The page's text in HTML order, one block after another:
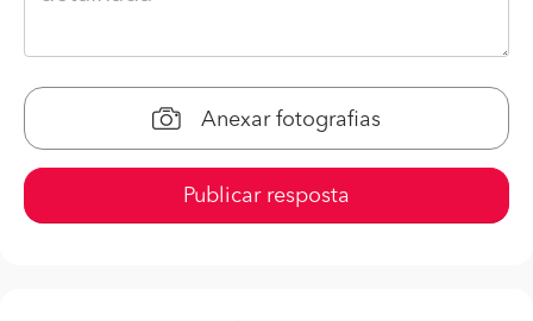
Anexar fotografias
Publicar resposta